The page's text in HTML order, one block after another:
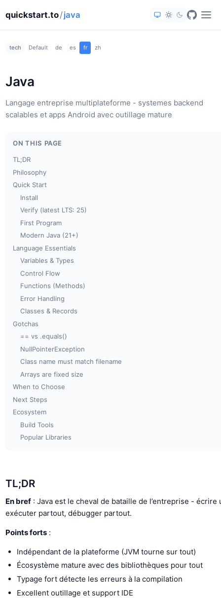
quickstart.to/java
tech Default de es fr zh
Java
Langage entreprise multiplateforme - systemes backend
scalables et apps Android avec outillage mature
ON THIS PAGE
TL;DR
Philosophy
Quick Start
Install
Verify (latest LTS: 25)
First Program
Modern Java (21+)
Language Essentials
Variables & Types
Control Flow
Functions (Methods)
Error Handling
Classes & Records
Gotchas
== vs .equals()
NullPointerException
Class name must match filename
Arrays are fixed size
When to Choose
Next Steps
Ecosystem
Build Tools
Popular Libraries
TL;DR
En bref : Java est le cheval de bataille de l’entreprise - écrire
exécuter partout, débugger partout.
Points forts :
Indépendant de la plateforme (JVM tourne sur tout)
Écosystème mature avec des bibliothèques pour tout
Typage fort détecte les erreurs à la compilation
Excellent outillage et support IDE